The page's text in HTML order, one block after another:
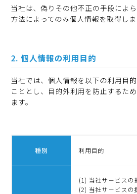
当社は、偽りその他不正の手段によ
方法によってのみ個人情報を取得しま
個人情報の利用目的
当社では、個人情報を以下の利用目
こととし、目的外利用を防止するた
ます。
種別 利用目的
(1) 当社サービスの
(2) 当社サービスの